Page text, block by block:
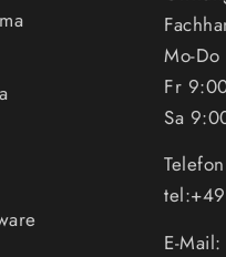
Mo-
Fr
Sa
E-